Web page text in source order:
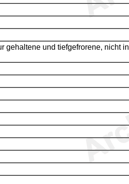
gehaltene und tiefgefrorene, nicht in